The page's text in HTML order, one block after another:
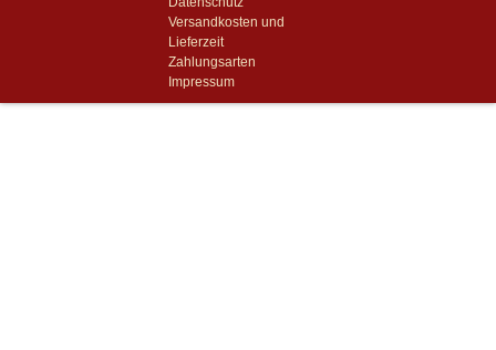
Versandkosten und
Lieferzeit
Zahlungsarten
Impressum